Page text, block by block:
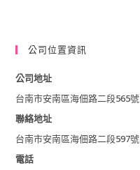
公司位置資訊
公司地址
台南市安南區海佃路二段565號
聯絡地址
台南市安南區海佃路二段597號
電話